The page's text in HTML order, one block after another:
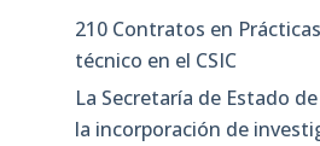
210 Contratos en
técnico en el CSIC
La Secretaría de Estado
la incorporación de